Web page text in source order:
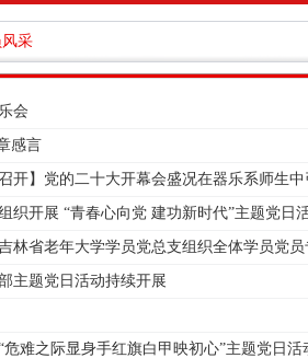
采
会
感言
开】党的二十大开幕会盛况在器乐系师生
织开展 “青春心向党 建功新时代”主题党日
林省老年大学学员党总支组织全体学员党
主题党日活动持续开展
难之际显身手红旗白甲映初心”主题党日活